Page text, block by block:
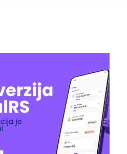
Paušalci će od 2027.
imati izbor kada pređu
limit: šta se menja i
zašto je to važno